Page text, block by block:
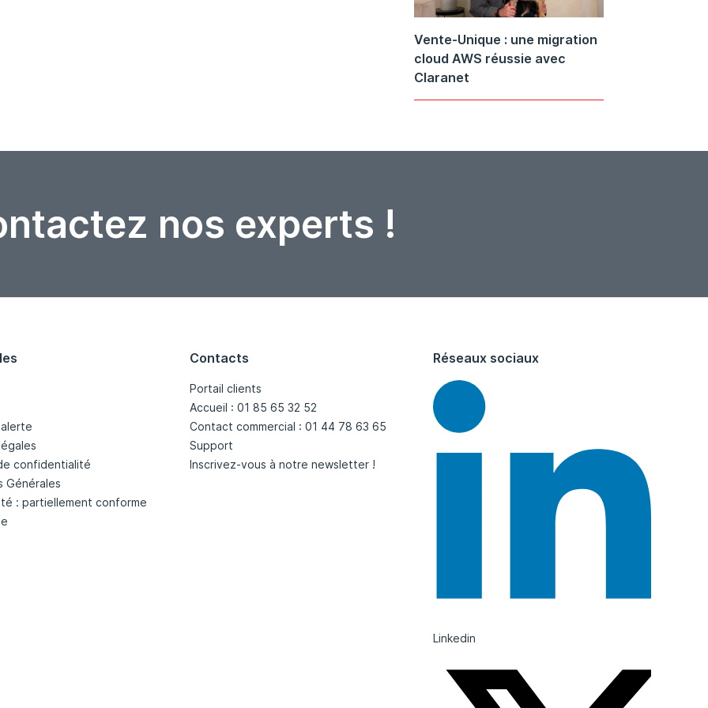
Vente-Unique : une migration
cloud AWS réussie avec
Claranet
nos experts !
confidentialité
Générales
: partiellement conforme
Contacts
Portail clients
Accueil : 01 85 65 32 52
Contact commercial : 01 44 78 63 65
Support
Inscrivez-vous à notre newsletter !
Réseaux sociaux
Linkedin